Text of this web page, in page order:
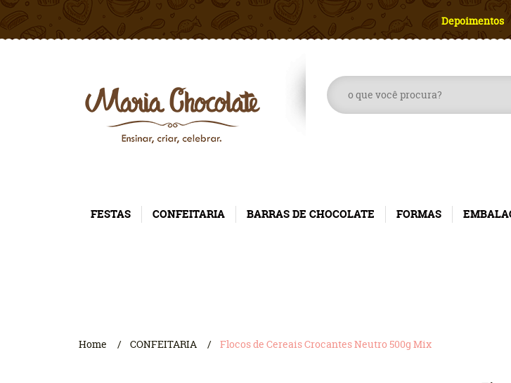
Depoimentos
FESTAS CONFEITARIA BARRAS DE CHOCOLATE FORMAS
Home CONFEITARIA Flocos de Cereais Crocantes Neutro 500g Mix